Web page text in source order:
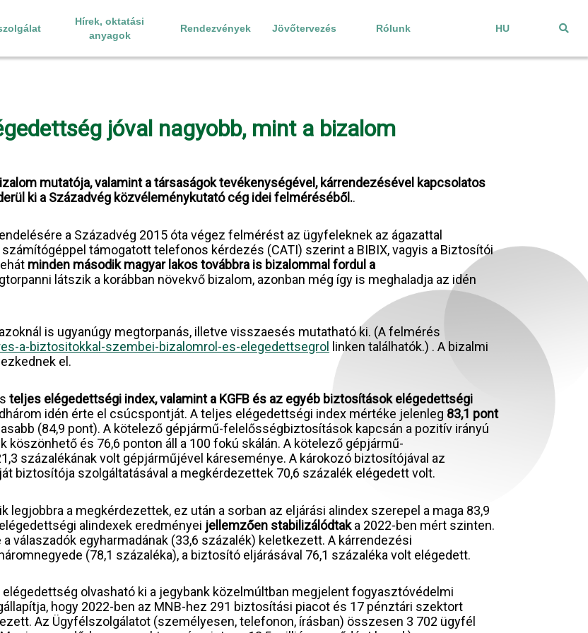
Hírek, oktatási
anyagok
Rendezvények Jövőtervezés Rólunk HU
jóval nagyobb, mint a bizalom
mutatója, valamint a társaságok tevékenységével, kárrendezésével kapcsolatos
ki a Századvég közvéleménykutató cég idei felméréséből..
a Századvég 2015 óta végez felmérést az ügyfeleknek az ágazattal
támogatott telefonos kérdezés (CATI) szerint a BIBIX, vagyis a Biztosítói
minden második magyar lakos továbbra is bizalommal fordul a
látszik a korábban növekvő bizalom, azonban még így is meghaladja az idén
is ugyanúgy megtorpanás, illetve visszaesés mutatható ki. (A felmérés
a-biztositokkal-szembei-bizalomrol-es-elegedettsegrol
linken találhatók.) . A bizalmi
el.
teljes elégedettségi index, valamint a KGFB és az egyéb biztosítások elégedettségi
idén érte el csúcspontját. A teljes elégedettségi index mértéke jelenleg 83,1 pont
(84,9 pont). A kötelező gépjármű-felelősségbiztosítások kapcsán a pozitív irányú
és 76,6 ponton áll a 100 fokú skálán. A kötelező gépjármű-
százalékának volt gépjárműjével káreseménye. A károkozó biztosítójával az
biztosítója szolgáltatásával a megkérdezettek 70,6 százalék elégedett volt.
a megkérdezettek, ez után a sorban az eljárási alindex szerepel a maga 83,9
alindexek eredményei jellemzően stabilizálódtaka 2022-ben mért szinten.
válaszadók egyharmadának (33,6 százalék) keletkezett. A kárrendezési
(78,1 százaléka), a biztosító eljárásával 76,1 százaléka volt elégedett.
olvasható ki a jegybank közelmúltban megjelent fogyasztóvédelmi
hogy 2022-ben az MNB-hez 291 biztosítási piacot és 17 pénztári szektort
Az Ügyfélszolgálatot (személyesen, telefonon, írásban) összesen 3 702 ügyfél